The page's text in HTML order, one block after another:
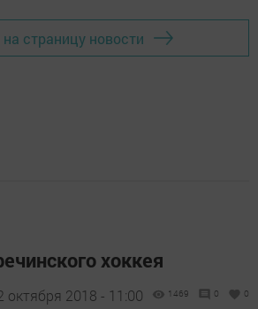
страницу новости
хоккея
октября 2018 - 11:00 1469 0 0